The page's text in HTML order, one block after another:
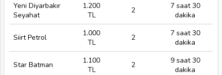
Yeni Diyarbakır
Seyahat
1.200
TL
2
7 saat 30
dakika
Siirt Petrol
1.000
TL
2
7 saat 30
dakika
Star Batman
1.100
TL
2
9 saat 30
dakika